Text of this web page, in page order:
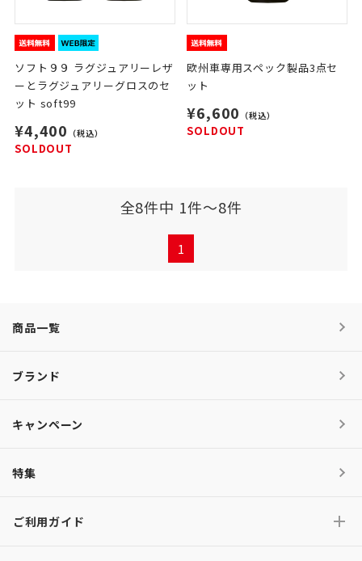
ソフト９９ ラグジュアリーレザ
ーとラグジュアリーグロスのセ
ット soft99
¥4,400 （税込）
SOLDOUT
欧州車専用スペック製品3点セ
ット
¥6,600 （税込）
SOLDOUT
全8件中 1件～8件
1
商品一覧
ブランド
キャンペーン
特集
ご利用ガイド